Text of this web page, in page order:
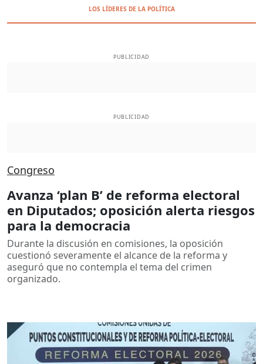
LOS LÍDERES DE LA POLÍTICA
PUBLICIDAD
PUBLICIDAD
Congreso
Avanza ‘plan B’ de reforma electoral
en Diputados; oposición alerta riesgos
para la democracia
Durante la discusión en comisiones, la oposición
cuestionó severamente el alcance de la reforma y
aseguró que no contempla el tema del crimen
organizado.